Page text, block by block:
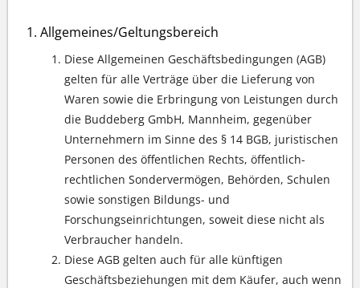
Allgemeines/Geltungsbereich
Diese Allgemeinen Geschäftsbedingungen (AGB)
gelten für alle Verträge über die Lieferung von
Waren sowie die Erbringung von Leistungen durch
die Buddeberg GmbH, Mannheim, gegenüber
Unternehmern im Sinne des § 14 BGB, juristischen
Personen des öffentlichen Rechts, öffentlich-
rechtlichen Sondervermögen, Behörden, Schulen
sowie sonstigen Bildungs- und
Forschungseinrichtungen, soweit diese nicht als
Verbraucher handeln.
Diese AGB gelten auch für alle künftigen
Geschäftsbeziehungen mit dem Käufer, auch wenn